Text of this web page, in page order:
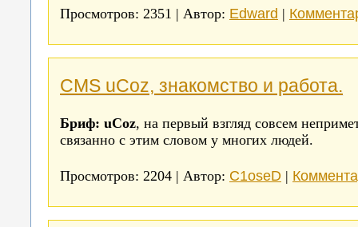
Просмотров: 2351 | Автор: Edward |
CMS uCoz, знакомство и работа.
Бриф: uCoz, на первый взгляд совсем
связанно с этим словом у многих людей.
Просмотров: 2204 | Автор: C1oseD |